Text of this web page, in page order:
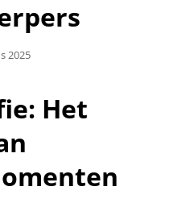
2025
Het